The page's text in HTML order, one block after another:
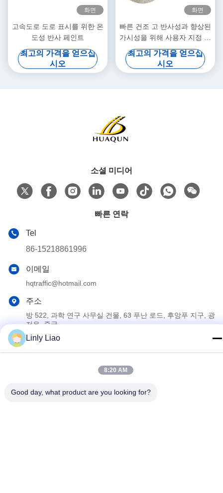
화면
고속도로 도로 표시를 위한 온
도성 반사 페인트
최고의 가격을 얻으십
시오
화면
빠른 건조 고 반사성과 향상된
가시성을 위해 사용자 지정 색
상을 가진 열 플라스틱 도로
표시 페인트
최고의 가격을 얻으십
시오
소셜 미디어
빠른 연락
Tel
86-15218861996
이메일
hqtraffic@hotmail.com
주소
방 522, 과학 연구 사무실 건물, 63 푸난 로드, 후앙푸 지구, 광
저우, 중국
중국 좋은 품질 페인트를 표시하는 열가소성 길 공급업체. 저작권 ©
Shares . 판권 소유.
Linly Liao
8:20 AM
Good day, what product are you looking for?